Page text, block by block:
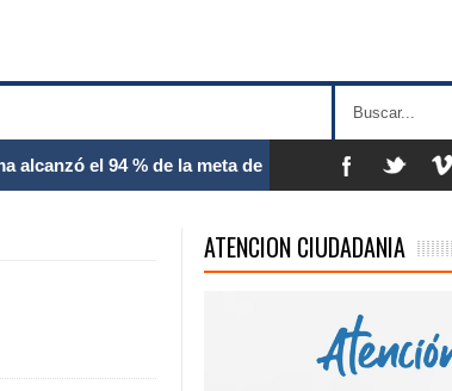
con una nueva frecuencia
abordaje de las violencias
ATENCION CIUDADANIA